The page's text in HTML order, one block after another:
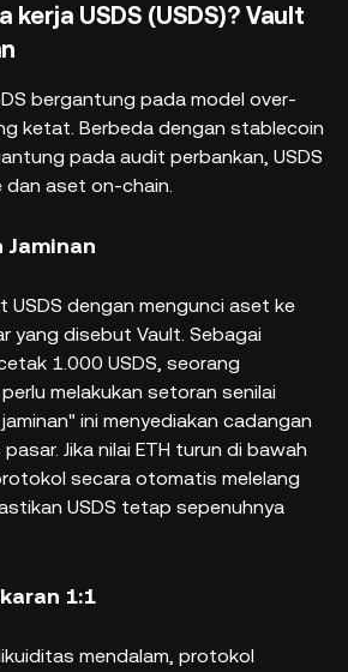
kerja USDS (USDS)? Vault
bergantung pada model over-
ketat. Berbeda dengan stablecoin
pada audit perbankan, USDS
dan aset on-chain.
Jaminan
USDS dengan mengunci aset ke
yang disebut Vault. Sebagai
1.000 USDS, seorang
melakukan setoran senilai
ini menyediakan cadangan
Jika nilai ETH turun di bawah
secara otomatis melelang
USDS tetap sepenuhnya
1:1
mendalam, protokol